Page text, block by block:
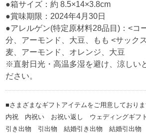
●箱サイズ：約 8.5×14×3.8cm
●賞味期限：2024年4月30日
●アレルゲン(特定原材料28品目)：<コ
分、アーモンド、大豆、もも <サック
麦、アーモンド、オレンジ、大豆
※直射日光・高温多湿を避け、涼しい
ださい。
■さまざまなギフトアイテムをご用意しておりま
内祝 内祝い お祝い返し ウェディングギフ
引き出物 引出物 結婚引き出物 結婚引出物